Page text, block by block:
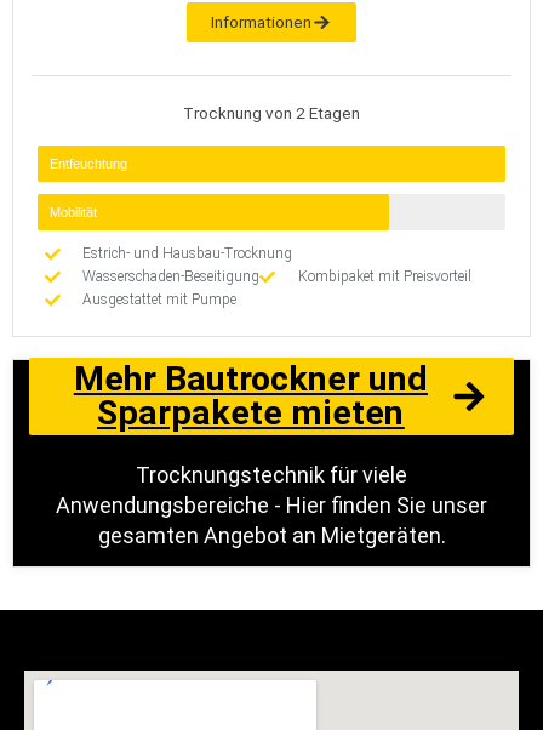
Informationen
Trocknung von 2 Etagen
Entfeuchtung
Mobilität
Estrich- und Hausbau-Trocknung
Wasserschaden-Beseitigung
Kombipaket mit Preisvorteil
Ausgestattet mit Pumpe
Mehr Bautrockner und
Sparpakete mieten
Trocknungstechnik für viele
Anwendungsbereiche - Hier finden Sie unser
gesamten Angebot an Mietgeräten.